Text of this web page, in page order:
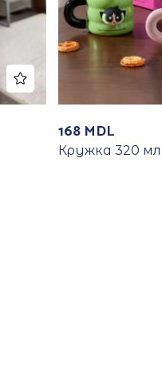
168 MDL
Кружка 320 мл